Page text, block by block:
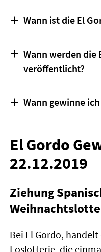
Wann ist die El
Weihnachtslotterie
22. Dezember ab
Wann werden die
veröffentlicht?
mehrere Stunden
Nachmittag vor. Die
sich nach dem
erreichten
Wann gewinne
Gewinnklassen für
oder Endziffern
Endziffer.
El Gordo
22.12.2019
Ziehung
Bei El Gordo, handelt
Loslotterie, die